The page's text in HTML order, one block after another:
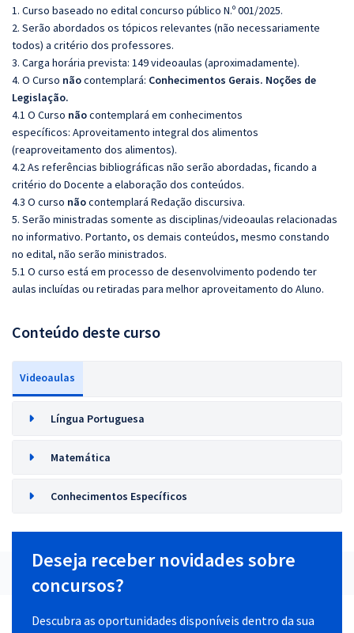
1. Curso baseado no edital concurso público N.º 001/2025.
2. Serão abordados os tópicos relevantes (não necessariamente
todos) a critério dos professores.
3. Carga horária prevista: 149 videoaulas (aproximadamente).
4. O Curso nãocontemplará: Conhecimentos Gerais. Noções de
Legislação.
4.1 O Curso nãocontemplará em conhecimentos
específicos: Aproveitamento integral dos alimentos
(reaproveitamento dos alimentos).
4.2 As referências bibliográficas não serão abordadas, ficando a
critério do Docente a elaboração dos conteúdos.
4.3 O curso nãocontemplará Redação discursiva.
5. Serão ministradas somente as disciplinas/videoaulas relacionadas
no informativo. Portanto, os demais conteúdos, mesmo constando
no edital, não serão ministrados.
5.1 O curso está em processo de desenvolvimento podendo ter
aulas incluídas ou retiradas para melhor aproveitamento do Aluno.
Conteúdo deste curso
Videoaulas
Língua Portuguesa
Matemática
Conhecimentos Específicos
Deseja receber novidades sobre
concursos?
Descubra as oportunidades disponíveis dentro da sua